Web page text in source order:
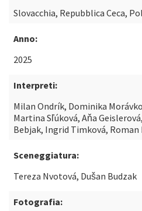
Slovacchia, Repubblica Ceca,
Anno:
2025
Interpreti:
Milan Ondrík, Dominika
Martina Sľúková, Aňa
Bebjak, Ingrid Timková, Roman
Sceneggiatura:
Tereza Nvotová, Dušan Budzak
Fotografia: